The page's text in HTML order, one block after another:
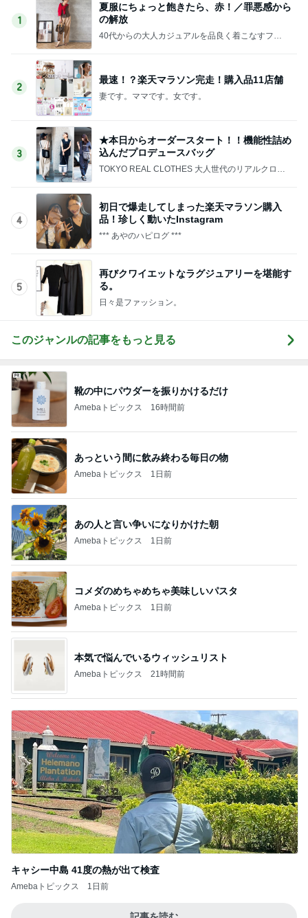
1
夏服にちょっと飽きたら、赤！／罪悪感から
の解放
40代からの大人カジュアルを品良く着こなすファ
2
最速！？楽天マラソン完走！購入品11店舗
妻です。ママです。女です。
3
★本日からオーダースタート！！機能性詰め
込んだプロデュースバッグ
TOKYO REAL CLOTHES 大人世代のリアルクロー
4
初日で爆走してしまった楽天マラソン購入
品！珍しく動いたInstagram
*** あやのハピログ ***
5
再びクワイエットなラグジュアリーを堪能す
る。
日々是ファッション。
このジャンルの記事をもっと見る
靴の中にパウダーを振りかけるだけ
Amebaトピックス 16時間前
あっという間に飲み終わる毎日の物
Amebaトピックス 1日前
あの人と言い争いになりかけた朝
Amebaトピックス 1日前
コメダのめちゃめちゃ美味しいパスタ
Amebaトピックス 1日前
本気で悩んでいるウィッシュリスト
Amebaトピックス 21時間前
キャシー中島 41度の熱が出て検査
Amebaトピックス 1日前